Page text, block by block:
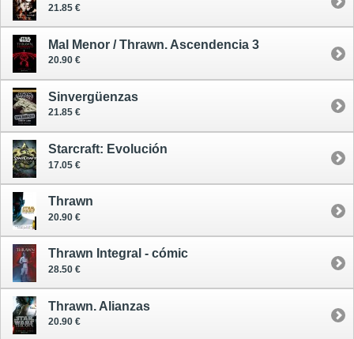
21.85 €
Mal Menor / Thrawn. Ascendencia 3
20.90 €
Sinvergüenzas
21.85 €
Starcraft: Evolución
17.05 €
Thrawn
20.90 €
Thrawn Integral - cómic
28.50 €
Thrawn. Alianzas
20.90 €